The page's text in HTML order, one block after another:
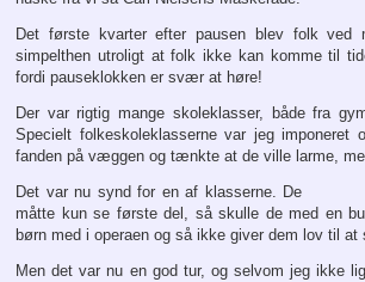
Det første kvarter efter pausen blev folk
simpelthen utroligt at folk ikke kan komme til
fordi pauseklokken er svær at høre!
Der var rigtig mange skoleklasser, både fra
Specielt folkeskoleklasserne var jeg imponeret
fanden på væggen og tænkte at de ville larme,
Det var nu synd for en af klasserne. De
måtte kun se første del, så skulle de med en
børn med i operaen og så ikke giver dem lov til
Men det var nu en god tur, og selvom jeg ikke